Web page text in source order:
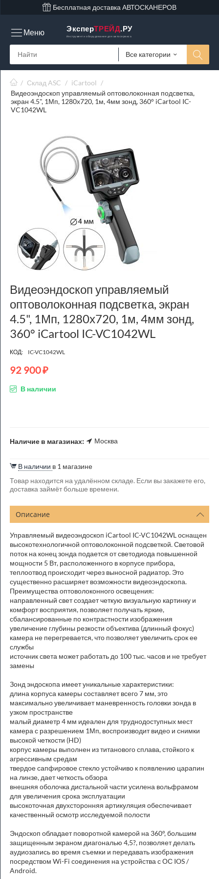
Бесплатная доставка АВТОСКАНЕРОВ
ЭксперТРЕЙД.РУ
Инструмент и оборудование для автосервиса
Все категории
Меню
/ Склад ASC / iCartool /
Видеоэндоскоп управляемый оптоволоконная подсветка,
экран 4.5", 1Мп, 1280х720, 1м, 4мм зонд, 360° iCartool IC-
VC1042WL
Видеоэндоскоп управляемый
оптоволоконная подсветка, экран
4.5", 1Мп, 1280х720, 1м, 4мм зонд,
360° iCartool IC-VC1042WL
КОД: IC-VC1042WL
92 900₽
В наличии
Наличие в магазинах: Москва
В наличии в 1 магазине
Товар находится на удалённом складе. Если вы закажете его,
доставка займёт больше времени.
Описание
Управляемый видеоэндоскоп iCartool IC-VC1042WL оснащен
высокотехнологичной оптоволоконной подсветкой. Световой
поток на конец зонда подается от светодиода повышенной
мощности 5 Вт, расположенного в корпусе прибора,
теплоотвод происходит через выносной радиатор. Это
существенно расширяет возможности видеоэндоскопа.
Преимущества оптоволоконного освещения:
направленный свет создает четкую визуальную картинку и
комфорт восприятия, позволяет получать яркие,
сбалансированные по контрастности изображения
увеличение глубины резкости объектива (длинный фокус)
камера не перегревается, что позволяет увеличить срок ее
службы
источник света может работать до 100 тыс. часов и не требует
замены
Зонд эндоскопа имеет уникальные характеристики:
длина корпуса камеры составляет всего 7 мм, это
максимально увеличивает маневренность головки зонда в
узком пространстве
малый диаметр 4 мм идеален для труднодоступных мест
камера с разрешением 1Мп, воспроизводит видео и снимки
высокой четкости (HD)
корпус камеры выполнен из титанового сплава, стойкого к
агрессивным средам
твердое сапфировое стекло устойчиво к появлению царапин
на линзе, дает четкость обзора
внешняя оболочка дистальной части усилена вольфрамом
для увеличения срока эксплуатации
высокоточная двухсторонняя артикуляция обеспечивает
качественный осмотр исследуемой полости
Эндоскоп обладает поворотной камерой на 360°, большим
защищенным экраном диагональю 4,5?, позволяет делать
аудиозапись во время съемки и передавать изображения
посредством Wi-Fi соединения на устройства с ОС IOS /
Android.